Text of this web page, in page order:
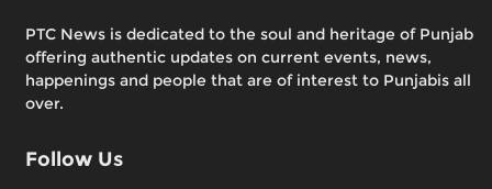
PTC News is dedicated to the soul and heritage of Punjab
offering authentic updates on current events, news,
happenings and people that are of interest to Punjabis all
over.
Follow Us